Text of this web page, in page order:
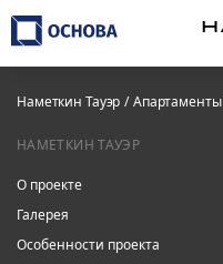
Наметкин Тауэр Апартаменты
НАМЕТКИН ТАУЭР
О проекте
Галерея
Особенности проекта